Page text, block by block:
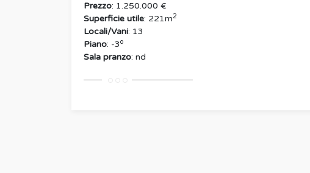
Prezzo: 1.250.000 €
Superficie utile: 221m2
Locali/Vani: 13
Piano: -3o
Sala pranzo: nd